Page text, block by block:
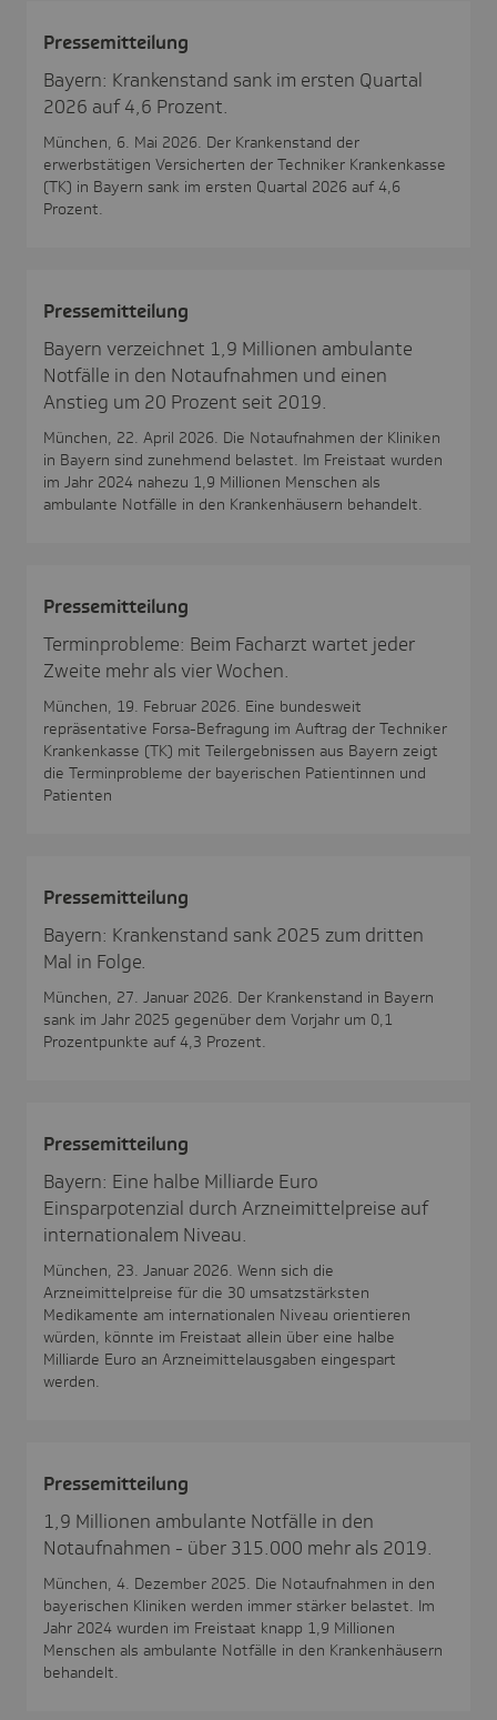
Pres­se­mit­tei­lung
Bayern: Krankenstand sank im ersten Quartal
2026 auf 4,6 Prozent.
München, 6. Mai 2026. Der Krankenstand der
erwerbstätigen Versicherten der Techniker Krankenkasse
(TK) in Bayern sank im ersten Quartal 2026 auf 4,6
Prozent.
Pres­se­mit­tei­lung
Bayern verzeichnet 1,9 Millionen ambulante
Notfälle in den Notaufnahmen und einen
Anstieg um 20 Prozent seit 2019.
München, 22. April 2026. Die Notaufnahmen der Kliniken
in Bayern sind zunehmend belastet. Im Freistaat wurden
im Jahr 2024 nahezu 1,9 Millionen Menschen als
ambulante Notfälle in den Krankenhäusern behandelt.
Pres­se­mit­tei­lung
Terminprobleme: Beim Facharzt wartet jeder
Zweite mehr als vier Wochen.
München, 19. Februar 2026. Eine bundesweit
repräsentative Forsa-Befragung im Auftrag der Techniker
Krankenkasse (TK) mit Teilergebnissen aus Bayern zeigt
die Terminprobleme der bayerischen Patientinnen und
Patienten
Pres­se­mit­tei­lung
Bayern: Krankenstand sank 2025 zum dritten
Mal in Folge.
München, 27. Januar 2026. Der Krankenstand in Bayern
sank im Jahr 2025 gegenüber dem Vorjahr um 0,1
Prozentpunkte auf 4,3 Prozent.
Pres­se­mit­tei­lung
Bayern: Eine halbe Milliarde Euro
Einsparpotenzial durch Arzneimittelpreise auf
internationalem Niveau.
München, 23. Januar 2026. Wenn sich die
Arzneimittelpreise für die 30 umsatzstärksten
Medikamente am internationalen Niveau orientieren
würden, könnte im Freistaat allein über eine halbe
Milliarde Euro an Arzneimittelausgaben eingespart
werden.
Pres­se­mit­tei­lung
1,9 Millionen ambulante Notfälle in den
Notaufnahmen - über 315.000 mehr als 2019.
München, 4. Dezember 2025. Die Notaufnahmen in den
bayerischen Kliniken werden immer stärker belastet. Im
Jahr 2024 wurden im Freistaat knapp 1,9 Millionen
Menschen als ambulante Notfälle in den Krankenhäusern
behandelt.